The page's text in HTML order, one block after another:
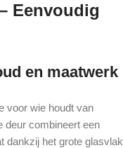
Eenvoudig
en maatwerk
voor wie houdt van
deur combineert een
dankzij het grote glasvlak